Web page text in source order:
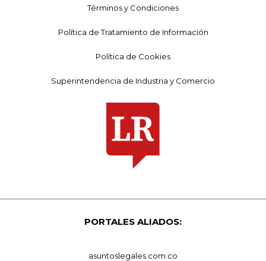
Términos y Condiciones
Política de Tratamiento de Información
Política de Cookies
Superintendencia de Industria y Comercio
PORTALES ALIADOS:
asuntoslegales.com.co